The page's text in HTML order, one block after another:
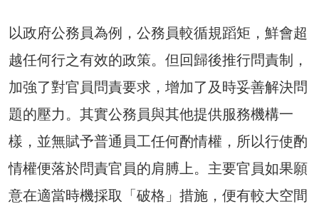
以政府公務員為例，公務員較循規蹈矩，鮮會超
越任何行之有效的政策。但回歸後推行問責制，
加強了對官員問責要求，增加了及時妥善解決問
題的壓力。其實公務員與其他提供服務機構一
樣，並無賦予普通員工任何酌情權，所以行使酌
情權便落於問責官員的肩膊上。主要官員如果願
意在適當時機採取「破格」措施，便有較大空間